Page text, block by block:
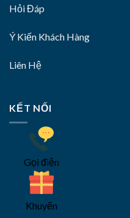
Hỏi Đáp
Ý Kiến Khách Hàng
Liên Hệ
KẾT NỐI
Gọi điện
Khuyến